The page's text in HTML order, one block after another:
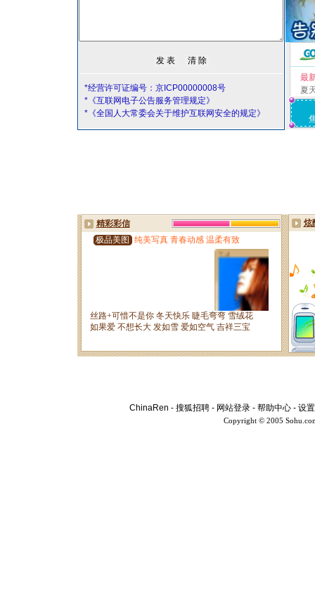
*经营许可证编号：京ICP00000008号
*《互联网电子公告服务管理规定》
*《全国人大常委会关于维护互联网安全的规定》
最
夏
ChinaRen - 搜狐招聘 - 网站登录 - 帮助中心 - 设
Copyright © 2005